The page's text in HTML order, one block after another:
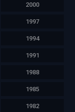
2000
1997
1994
1991
1988
1985
1982